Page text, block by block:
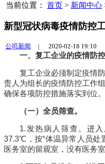
当前位置： 首页 > 新闻中心
新型冠状病毒疫情防控
公司新闻 | 2020-02-18 19:10
一、复工企业的疫情防控
复工企业必须制定疫情
责人为组长的疫情防控工作
确保各项防控措施落实到位。
（一）全员筛查。
1.发热病人筛查。进
37.3℃，按“体温异常人员处
医务室的留观室，没有医务